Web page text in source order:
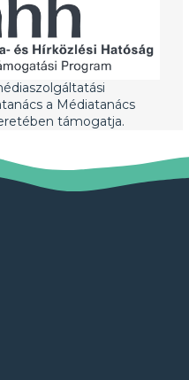
a Médiatanács
támogatja.